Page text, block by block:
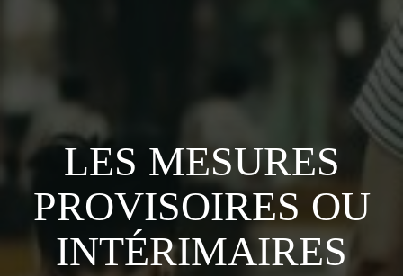
LES MESURES
PROVISOIRES OU
INTÉRIMAIRES